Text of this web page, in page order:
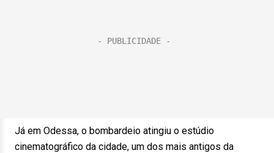
Já em Odessa, o bombardeio atingiu o estúdio
cinematográfico da cidade, um dos mais antigos da